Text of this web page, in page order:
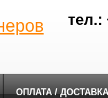
тел.:
ОПЛАТА / ДОСТАВКА